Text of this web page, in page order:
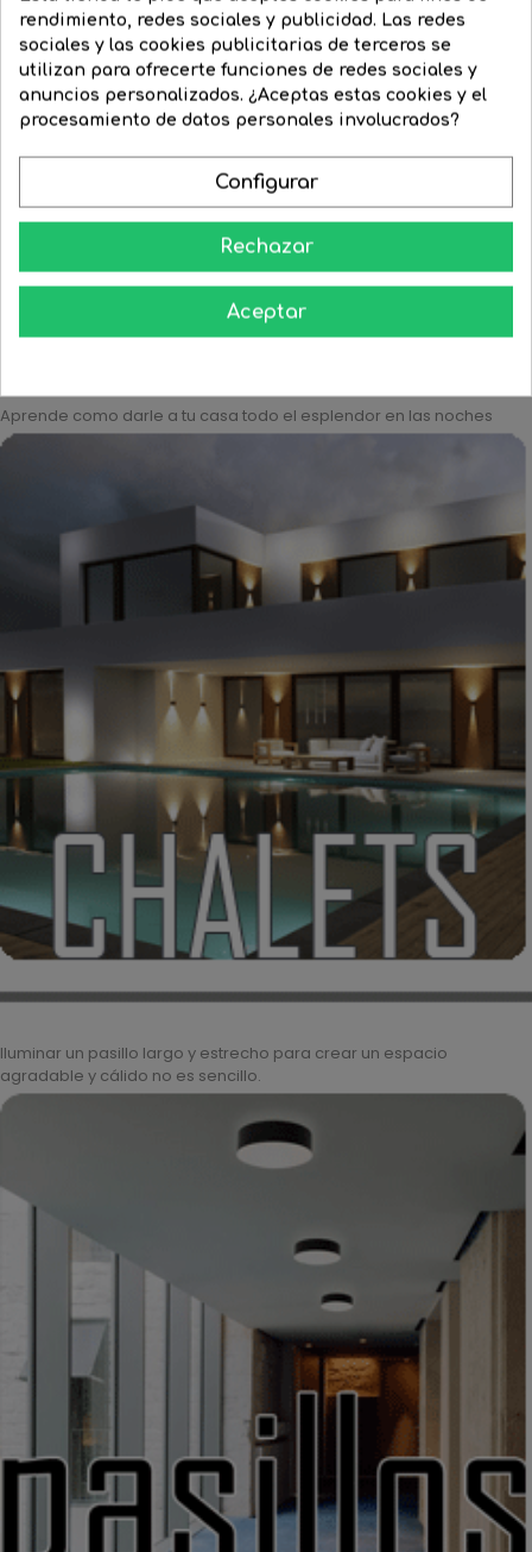
Aplique niquel con...
COMPRAR  
9016
Aluminio
satinado
Negro
mate
Precio
268,62 €
Aprende como darle a tu casa todo el esplendor en las noches
Iluminar un pasillo largo y estrecho para crear un espacio
agradable y cálido no es sencillo.
rendimiento, redes sociales y publicidad. Las redes
sociales y las cookies publicitarias de terceros se
utilizan para ofrecerte funciones de redes sociales y
anuncios personalizados. ¿Aceptas estas cookies y el
procesamiento de datos personales involucrados?
Configurar
Rechazar
Aceptar